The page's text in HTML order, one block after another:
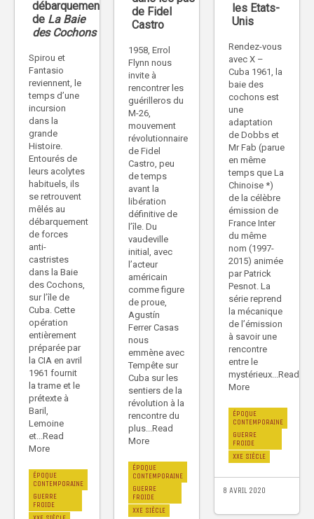
débarquement
de La Baie
des Cochons
Spirou et
Fantasio
reviennent, le
temps d’une
incursion
dans la
grande
Histoire.
Entourés de
leurs acolytes
habituels, ils
se retrouvent
mêlés au
débarquement
de forces
anti-
castristes
dans la Baie
des Cochons,
sur l’île de
Cuba. Cette
opération
entièrement
préparée par
la CIA en avril
1961 fournit
la trame et le
prétexte à
Baril,
Lemoine
et...Read
More
ÉPOQUE
CONTEMPORAINE
GUERRE
FROIDE
de Fidel
Castro
1958, Errol
Flynn nous
invite à
rencontrer les
guérilleros du
M-26,
mouvement
révolutionnaire
de Fidel
Castro, peu
de temps
avant la
libération
définitive de
l’île. Du
vaudeville
initial, avec
l’acteur
américain
comme figure
de proue,
Agustín
Ferrer Casas
nous
emmène avec
Tempête sur
Cuba sur les
sentiers de la
révolution à la
rencontre du
plus...Read
More
ÉPOQUE
CONTEMPORAINE
GUERRE
FROIDE
XXE SIÈCLE
les Etats-
Unis
Rendez-vous
avec X –
Cuba 1961, la
baie des
cochons est
une
adaptation
de Dobbs et
Mr Fab (parue
en même
temps que La
Chinoise *)
de la célèbre
émission de
France Inter
du même
nom (1997-
2015) animée
par Patrick
Pesnot. La
série reprend
la mécanique
de l’émission
à savoir une
rencontre
entre le
mystérieux...Read
More
ÉPOQUE
CONTEMPORAINE
GUERRE
FROIDE
XXE SIÈCLE
8 AVRIL 2020